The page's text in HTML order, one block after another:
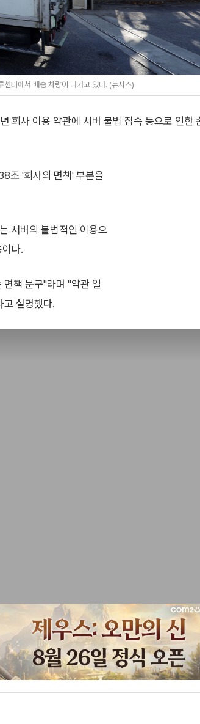
터에서 배송 차량이 나가고 있다. (뉴시스)
회사 이용 약관에 서버 불법 접속 등으로 인한
조 '회사의 면책' 부분을
서버의 불법적인 이용으
다.
책 문구"라며 "약관 일
고 설명했다.